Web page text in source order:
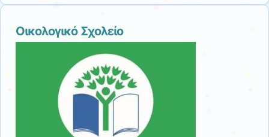
Οικολογικό Σχολείο